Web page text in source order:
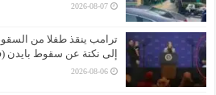
2026-08-07
ترامب ينقذ طفلا من
إلى نكتة عن سقوط بايدن
2026-08-06